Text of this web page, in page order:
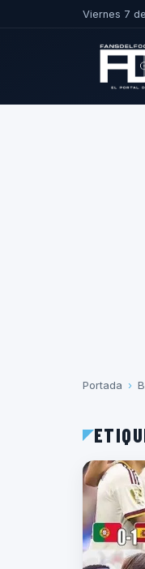
Viernes 7
Portada ›